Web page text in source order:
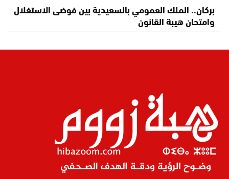
بركان.. الملك العمومي بالسعيدية بين فوضى الاستغلال
وامتحان هيبة القانون